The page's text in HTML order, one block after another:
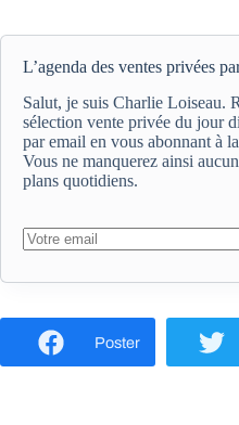
L’agenda des ventes privées
Salut, je suis Charlie Loiseau.
sélection vente privée du jour
par email en vous abonnant à
Vous ne manquerez ainsi
plans quotidiens.
Poster